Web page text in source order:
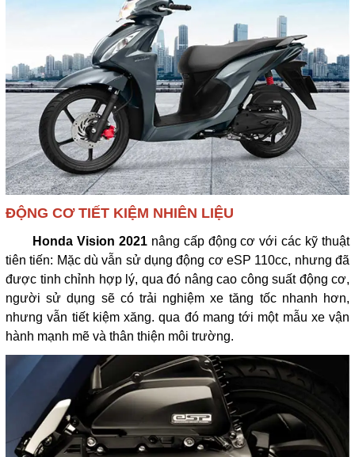
ĐỘNG CƠ TIẾT KIỆM NHIÊN LIỆU
Honda Vision 2021nâng cấp động cơ với các kỹ thuật
tiên tiến: Mặc dù vẫn sử dụng động cơ eSP 110cc, nhưng đã
được tinh chỉnh hợp lý, qua đó nâng cao công suất động cơ,
người sử dụng sẽ có trải nghiệm xe tăng tốc nhanh hơn,
nhưng vẫn tiết kiệm xăng. qua đó mang tới một mẫu xe vận
hành mạnh mẽ và thân thiện môi trường.